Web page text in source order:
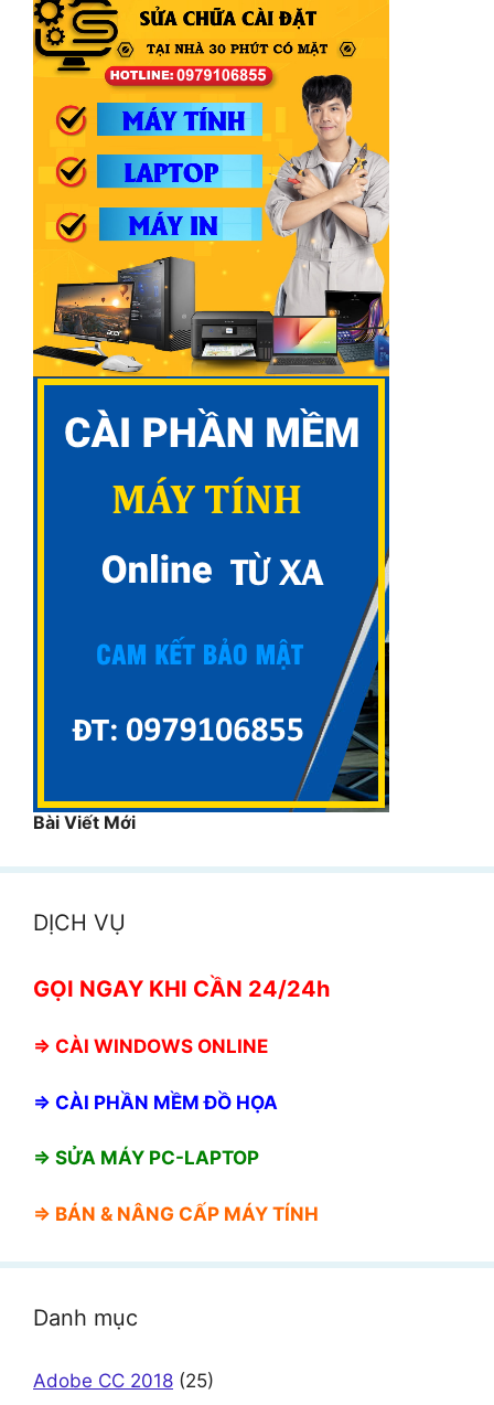
Bài Viết Mới
DỊCH VỤ
GỌI NGAY KHI CẦN 24/24h
⇒ CÀI WINDOWS ONLINE
⇒ CÀI PHẦN MỀM ĐỒ HỌA
⇒ SỬA MÁY PC-LAPTOP
⇒ BÁN & NÂNG CẤP MÁY TÍNH
Danh mục
Adobe CC 2018 (25)